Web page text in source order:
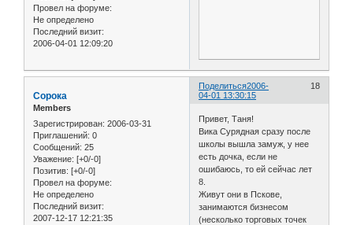
Провел на форуме:
Не определено
Последний визит:
2006-04-01 12:09:20
Поделиться 18
2006-
04-01 13:30:15
Сорока
Members
Зарегистрирован: 2006-03-31
Приглашений: 0
Сообщений: 25
Уважение: [+0/-0]
Позитив: [+0/-0]
Провел на форуме:
Не определено
Последний визит:
2007-12-17 12:21:35
Привет, Таня!
Вика Сурядная сразу после
школы вышла замуж, у нее
есть дочка, если не
ошибаюсь, то ей сейчас лет
8.
Живут они в Пскове,
занимаются бизнесом
(несколько торговых точек